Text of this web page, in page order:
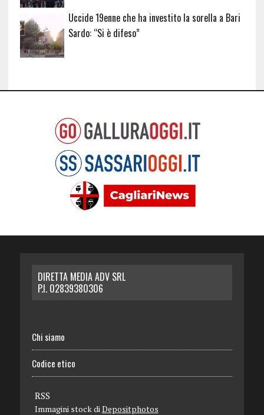
Uccide 19enne che ha investito la sorella a Bari
Sardo: “Si è difeso”
DIRETTA MEDIA ADV SRL
P.I. 02839380306
Chi siamo
Codice etico
RSS
Immagini stock di Depositphotos